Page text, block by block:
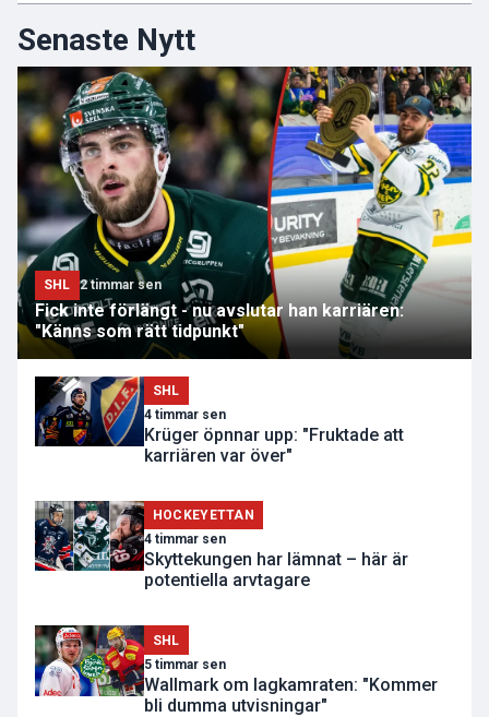
Senaste Nytt
SHL 2 timmar sen
Fick inte förlängt - nu avslutar han karriären:
"Känns som rätt tidpunkt"
SHL
4 timmar sen
Krüger öpnnar upp: "Fruktade att
karriären var över"
HOCKEYETTAN
4 timmar sen
Skyttekungen har lämnat – här är
potentiella arvtagare
SHL
5 timmar sen
Wallmark om lagkamraten: "Kommer
bli dumma utvisningar"